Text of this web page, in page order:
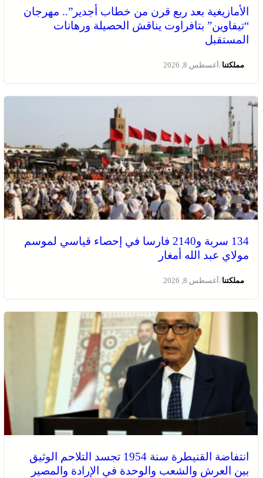
الأمازيغية بعد ربع قرن من خطاب أجدير”.. مهرجان
“تيفاوين” بتافراوت يناقش الحصيلة ورهانات
المستقبل
مملكتنا/أغسطس 8, 2026
134 سربة و2140 فارسا في إحصاء قياسي لموسم
مولاي عبد الله أمغار
مملكتنا/أغسطس 8, 2026
انتفاضة القنيطرة سنة 1954 تجسد التلاحم الوثيق
بين العرش والشعب والوحدة في الإرادة والمصير